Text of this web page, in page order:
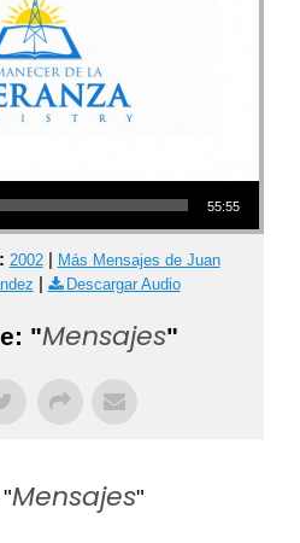
55:55
2002| Más Mensajes de Juan
| Descargar Audio
"Mensajes"
Mensajes"